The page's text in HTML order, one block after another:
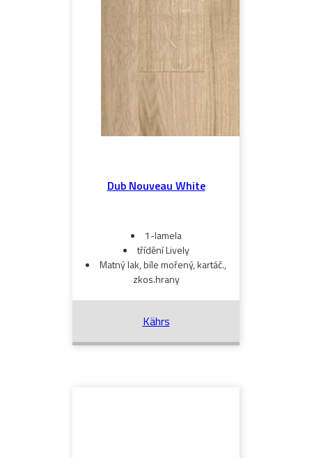
Dub Nouveau White
1-lamela
třídění Lively
Matný lak, bíle mořený, kartáč.,
zkos.hrany
Kährs